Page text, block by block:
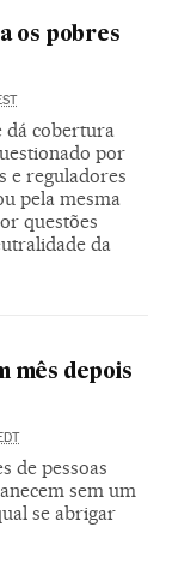
os pobres
dá cobertura
por
e reguladores
pela mesma
questões
da
mês depois
de pessoas
sem um
se abrigar